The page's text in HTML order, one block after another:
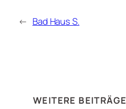
← Bad Haus S.
WEITERE BEITRÄGE